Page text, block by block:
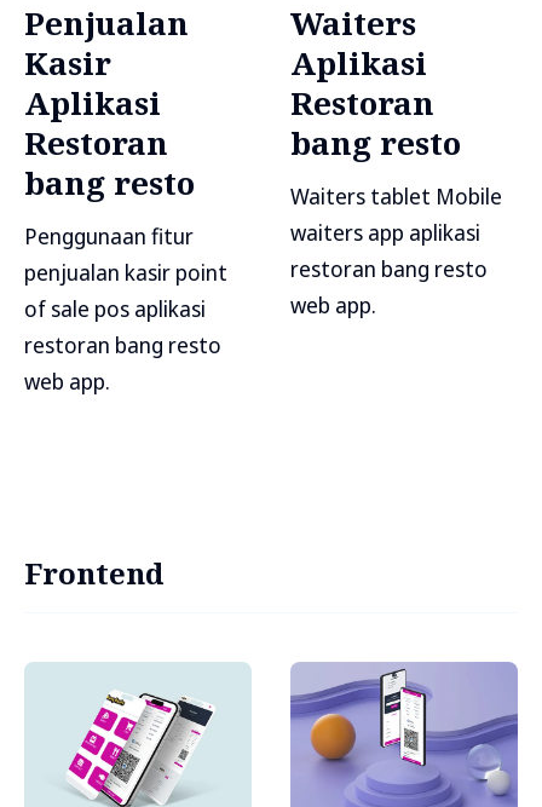
Penjualan
Kasir
Aplikasi
Restoran
bang resto
Penggunaan fitur
penjualan kasir point
of sale pos aplikasi
restoran bang resto
web app.
Waiters
Aplikasi
Restoran
bang resto
Waiters tablet Mobile
waiters app aplikasi
restoran bang resto
web app.
Frontend